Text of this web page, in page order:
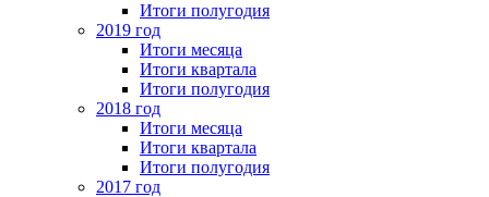
Итоги полугодия
2019 год
Итоги месяца
Итоги квартала
Итоги полугодия
2018 год
Итоги месяца
Итоги квартала
Итоги полугодия
2017 год